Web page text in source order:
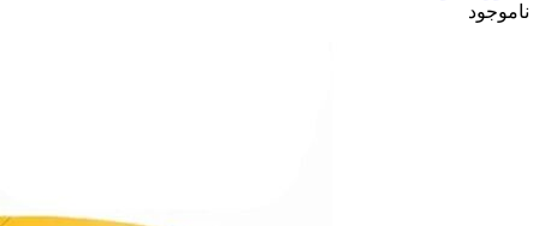
ناموجود